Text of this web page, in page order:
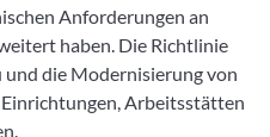
Anforderungen an
haben. Die Richtlinie
die Modernisierung von
Arbeitsstätten